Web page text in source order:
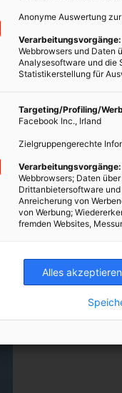
Topliste:
Bei diesen
Anonyme Auswertung
Verarbeitungsvorgänge:
Webbrowsers und Daten
Analysesoftware und die
Statistikerstellung für
Targeting/Profiling/
Facebook Inc., Irland
Zielgruppengerechte
Verarbeitungsvorgänge:
Webbrowsers; Daten
Drittanbietersoftware
Anreicherung von
von Werbung;
fremden Websites,
Alles akzeptieren